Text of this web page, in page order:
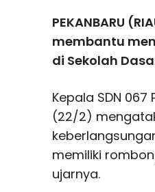
PEKANBARU
membantu
di Sekolah
Kepala SDN 067
(22/2)
memiliki
ujarnya.